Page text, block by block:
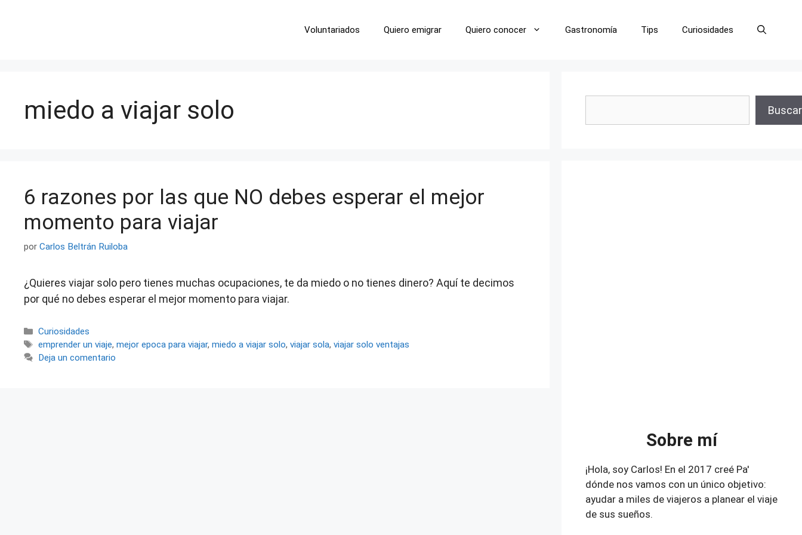
Voluntariados Quiero emigrar Quiero conocer Gastronomía Tips Curiosidades
miedo a viajar solo
6 razones por las que NO debes esperar el mejor
momento para viajar
por Carlos Beltrán Ruiloba
¿Quieres viajar solo pero tienes muchas ocupaciones, te da miedo o no tienes dinero? Aquí te decimos
por qué no debes esperar el mejor momento para viajar.
Categorías
Curiosidades
Etiquetas
emprender un viaje,mejor epoca para viajar,miedo a viajar solo,viajar sola,viajar solo ventajas
Deja un comentario
Buscar
Sobre mí
¡Hola, soy Carlos! En el 2017 creé Pa'
dónde nos vamos con un único objetivo:
ayudar a miles de viajeros a planear el viaje
de sus sueños.